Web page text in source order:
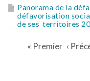
Panorama de la
défavorisation
de ses territoires
« Premier ‹